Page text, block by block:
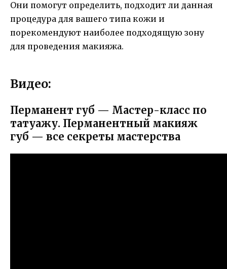
Они помогут определить, подходит ли данная
процедура для вашего типа кожи и
порекомендуют наиболее подходящую зону
для проведения макияжа.
Видео:
Перманент губ — Мастер-класс по
татуажу. Перманентный макияж
губ — все секреты мастерства